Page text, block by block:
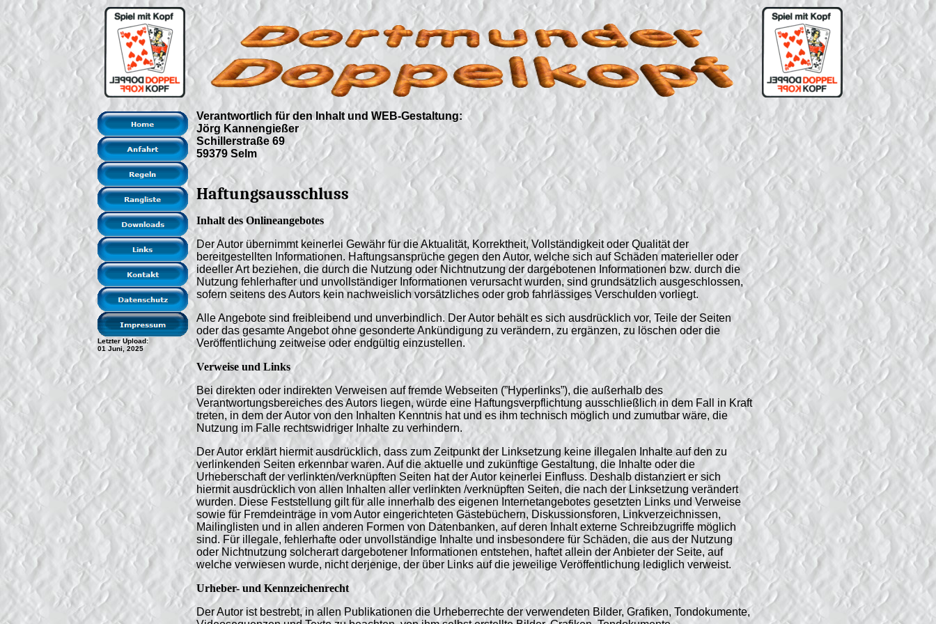
Letzter Upload:
01 Juni, 2025
Verantwortlich für den Inhalt und WEB-Gestaltung:
Jörg Kannengießer
Schillerstraße 69
59379 Selm
Haftungsausschluss
Inhalt des Onlineangebotes
Der Autor übernimmt keinerlei Gewähr für die Aktualität, Korrektheit, Vollständigkeit oder Qualität der
bereitgestellten Informationen. Haftungsansprüche gegen den Autor, welche sich auf Schäden materieller oder
ideeller Art beziehen, die durch die Nutzung oder Nichtnutzung der dargebotenen Informationen bzw. durch die
Nutzung fehlerhafter und unvollständiger Informationen verursacht wurden, sind grundsätzlich ausgeschlossen,
sofern seitens des Autors kein nachweislich vorsätzliches oder grob fahrlässiges Verschulden vorliegt.
Alle Angebote sind freibleibend und unverbindlich. Der Autor behält es sich ausdrücklich vor, Teile der Seiten
oder das gesamte Angebot ohne gesonderte Ankündigung zu verändern, zu ergänzen, zu löschen oder die
Veröffentlichung zeitweise oder endgültig einzustellen.
Verweise und Links
Bei direkten oder indirekten Verweisen auf fremde Webseiten (”Hyperlinks”), die außerhalb des
Verantwortungsbereiches des Autors liegen, würde eine Haftungsverpflichtung ausschließlich in dem Fall in Kraft
treten, in dem der Autor von den Inhalten Kenntnis hat und es ihm technisch möglich und zumutbar wäre, die
Nutzung im Falle rechtswidriger Inhalte zu verhindern.
Der Autor erklärt hiermit ausdrücklich, dass zum Zeitpunkt der Linksetzung keine illegalen Inhalte auf den zu
verlinkenden Seiten erkennbar waren. Auf die aktuelle und zukünftige Gestaltung, die Inhalte oder die
Urheberschaft der verlinkten/verknüpften Seiten hat der Autor keinerlei Einfluss. Deshalb distanziert er sich
hiermit ausdrücklich von allen Inhalten aller verlinkten /verknüpften Seiten, die nach der Linksetzung verändert
wurden. Diese Feststellung gilt für alle innerhalb des eigenen Internetangebotes gesetzten Links und Verweise
sowie für Fremdeinträge in vom Autor eingerichteten Gästebüchern, Diskussionsforen, Linkverzeichnissen,
Mailinglisten und in allen anderen Formen von Datenbanken, auf deren Inhalt externe Schreibzugriffe möglich
sind. Für illegale, fehlerhafte oder unvollständige Inhalte und insbesondere für Schäden, die aus der Nutzung
oder Nichtnutzung solcherart dargebotener Informationen entstehen, haftet allein der Anbieter der Seite, auf
welche verwiesen wurde, nicht derjenige, der über Links auf die jeweilige Veröffentlichung lediglich verweist.
Urheber- und Kennzeichenrecht
Der Autor ist bestrebt, in allen Publikationen die Urheberrechte der verwendeten Bilder, Grafiken, Tondokumente,